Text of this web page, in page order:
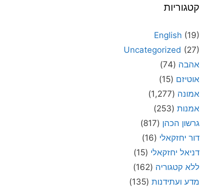
קטגוריות
English (19)
Uncategorized (27)
אהבה (74)
אוטיזם (15)
אמונה (1,277)
אמנות (253)
גרשון הכהן (817)
דור יחזקאלי (16)
דניאל יחזקאלי (15)
ללא קטגוריה (162)
מדע ועתידנות (135)